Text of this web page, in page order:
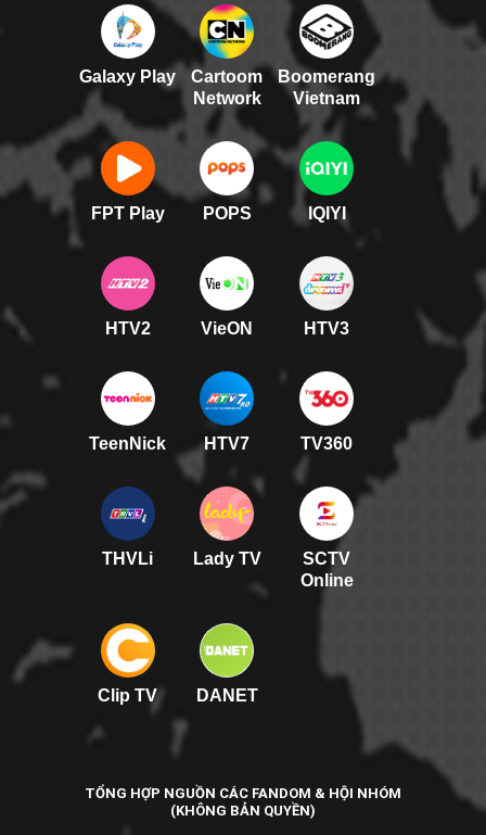
Galaxy Play
Cartoom
Network
Boomerang
Vietnam
FPT Play POPS IQIYI
HTV2 VieON HTV3
TeenNick HTV7 TV360
THVLi Lady TV
SCTV
Online
Clip TV DANET
TỔNG HỢP NGUỒN CÁC FANDOM & HỘI NHÓM
(KHÔNG BẢN QUYỀN)